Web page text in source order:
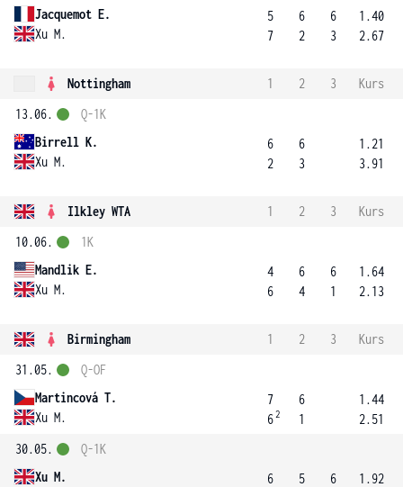
Jacquemot E.
Xu M.
5
7
6
2
6
3
1.40
2.67
Nottingham 1 2 3
Kurs
13.06.
Birrell K.
Xu M.
Q-1K
6
2
6
3
1.21
3.91
Ilkley WTA 1 2 3
Kurs
10.06.
Mandlik E.
Xu M.
1K
4
6
6
4
6
1
1.64
2.13
Birmingham 1 2 3
Kurs
31.05.
Martincová T.
Xu M.
Q-OF
7
62
6
1
1.44
2.51
30.05.
Xu M.
Q-1K
6
5
6
1.92